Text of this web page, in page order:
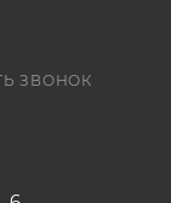
ЗВОНОК